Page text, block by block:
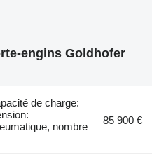
engins Goldhofer
de charge:
nombre
85 900 €